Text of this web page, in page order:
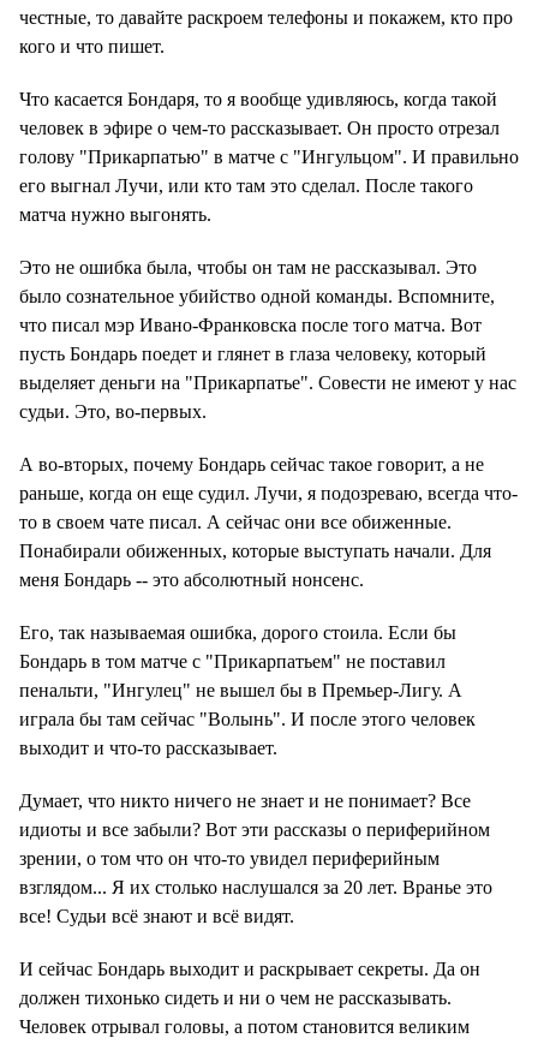
честные, то давайте раскроем телефоны и покажем, кто про
кого и что пишет.
Что касается Бондаря, то я вообще удивляюсь, когда такой
человек в эфире о чем-то рассказывает. Он просто отрезал
голову "Прикарпатью" в матче с "Ингульцом". И правильно
его выгнал Лучи, или кто там это сделал. После такого
матча нужно выгонять.
Это не ошибка была, чтобы он там не рассказывал. Это
было сознательное убийство одной команды. Вспомните,
что писал мэр Ивано-Франковска после того матча. Вот
пусть Бондарь поедет и глянет в глаза человеку, который
выделяет деньги на "Прикарпатье". Совести не имеют у нас
судьи. Это, во-первых.
А во-вторых, почему Бондарь сейчас такое говорит, а не
раньше, когда он еще судил. Лучи, я подозреваю, всегда что-
то в своем чате писал. А сейчас они все обиженные.
Понабирали обиженных, которые выступать начали. Для
меня Бондарь -- это абсолютный нонсенс.
Его, так называемая ошибка, дорого стоила. Если бы
Бондарь в том матче с "Прикарпатьем" не поставил
пенальти, "Ингулец" не вышел бы в Премьер-Лигу. А
играла бы там сейчас "Волынь". И после этого человек
выходит и что-то рассказывает.
Думает, что никто ничего не знает и не понимает? Все
идиоты и все забыли? Вот эти рассказы о периферийном
зрении, о том что он что-то увидел периферийным
взглядом... Я их столько наслушался за 20 лет. Вранье это
все! Судьи всё знают и всё видят.
И сейчас Бондарь выходит и раскрывает секреты. Да он
должен тихонько сидеть и ни о чем не рассказывать.
Человек отрывал головы, а потом становится великим